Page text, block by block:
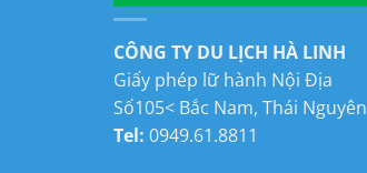
CÔNG TY DU LỊCH HÀ LINH
Giấy phép lữ hành Nội Địa
Số105< Bắc Nam, Thái Nguyên
Tel: 0949.61.8811